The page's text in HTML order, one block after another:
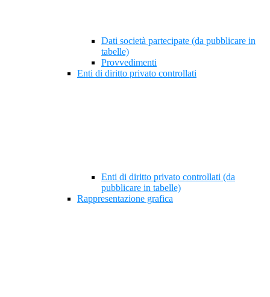
Dati società partecipate (da pubblicare in
tabelle)
Provvedimenti
Enti di diritto privato controllati
Enti di diritto privato controllati (da
pubblicare in tabelle)
Rappresentazione grafica